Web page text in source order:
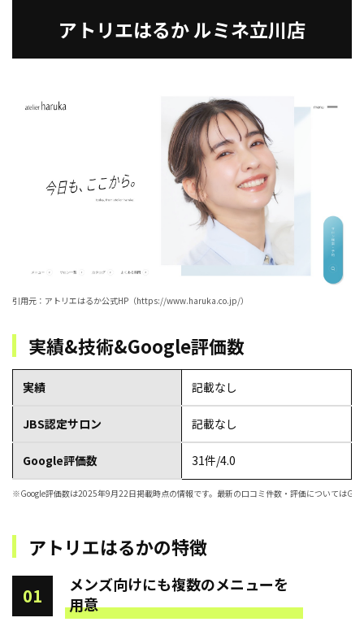
アトリエはるか ルミネ立川店
引用元：アトリエはるか公式HP（https://www.haruka.co.jp/）
実績&技術&Google評価数
実績 記載なし
JBS認定サロン 記載なし
Google評価数 31件/4.0
※Google評価数は2025年9月22日掲載時点の情報です。最新の口コミ件数・評価については
アトリエはるかの特徴
01
メンズ向けにも複数のメニューを
用意